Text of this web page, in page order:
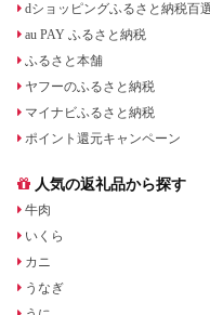
dショッピングふるさと納税百
au PAY ふるさと納税
ふるさと本舗
ヤフーのふるさと納税
マイナビふるさと納税
ポイント還元キャンペーン
人気の返礼品から探す
牛肉
いくら
カニ
うなぎ